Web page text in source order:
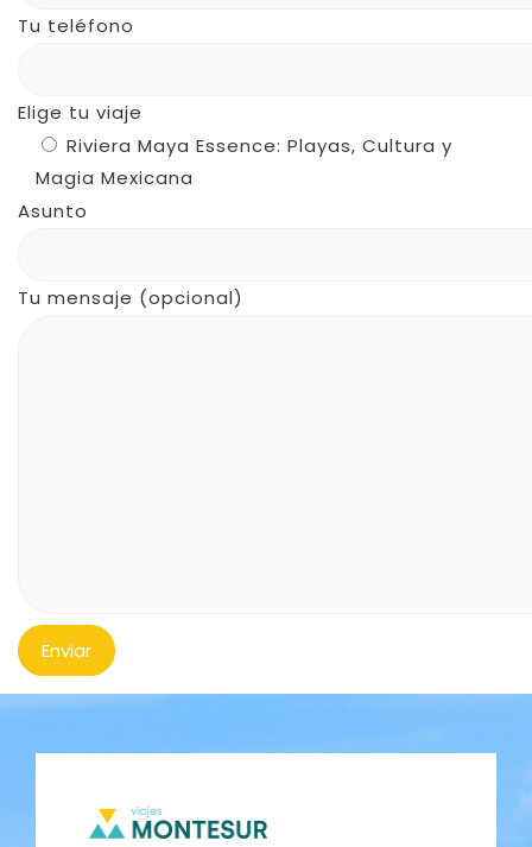
Tu teléfono
Elige tu viaje
Riviera Maya Essence: Playas, Cultura y
Magia Mexicana
Asunto
Tu mensaje (opcional)